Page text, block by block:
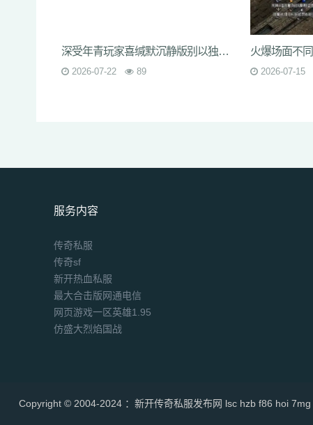
深受年青玩家喜缄默沉静版别以独特的配备体系和地图设计着称
2026-07-22 89 2026-07-15
服务内容
传奇私服
传奇sf
新开热血私服
最大合击版网通电信
网页游戏一区英雄1.95
仿盛大烈焰国战
Copyright © 2004-2024 ：新开传奇私服发布网 lsc hzb f86 hoi 7mg